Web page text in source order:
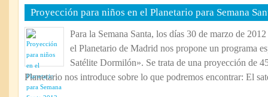
Proyección
para
en
el
Planetario
Semana
Proyección para niños en el Planetario para Semana
Para la Semana Santa, los días 30 de marzo de
el Planetario de Madrid nos propone un programa
Satélite Dormilón». Se trata de una proyección de
Planetario nos introduce sobre lo que podremos encontrar: El